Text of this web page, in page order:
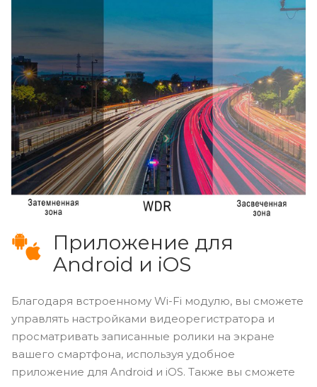
Приложение для
Android и iOS
Благодаря встроенному Wi-Fi модулю, вы сможете
управлять настройками видеорегистратора и
просматривать записанные ролики на экране
вашего смартфона, используя удобное
приложение для Android и iOS. Также вы сможете